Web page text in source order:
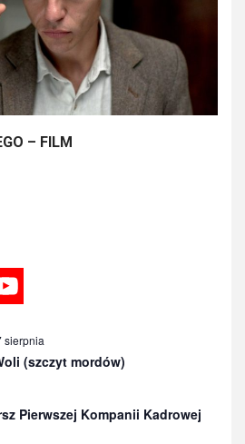
– FILM
sierpnia
(szczyt mordów)
Pierwszej Kompanii Kadrowej